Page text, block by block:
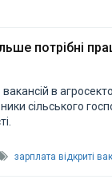
потрібні
в
сільського
зарплата відкриті